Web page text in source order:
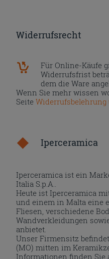
Widerrufsrecht
Für Online-Käufe
Widerrufsfrist
dem die Ware
Wenn Sie mehr wissen
Seite
Iperceramica
Iperceramica ist ein
Italia S.p.A..
Heute ist Iperceramica
und einem in Malta eine
Fliesen, verschiedene
Wandverkleidungen
anbietet.
Unser Firmensitz
(MO) mitten im
Informationen finden Sie